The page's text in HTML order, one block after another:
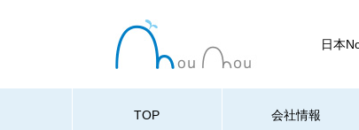
日本
TOP 会社情報